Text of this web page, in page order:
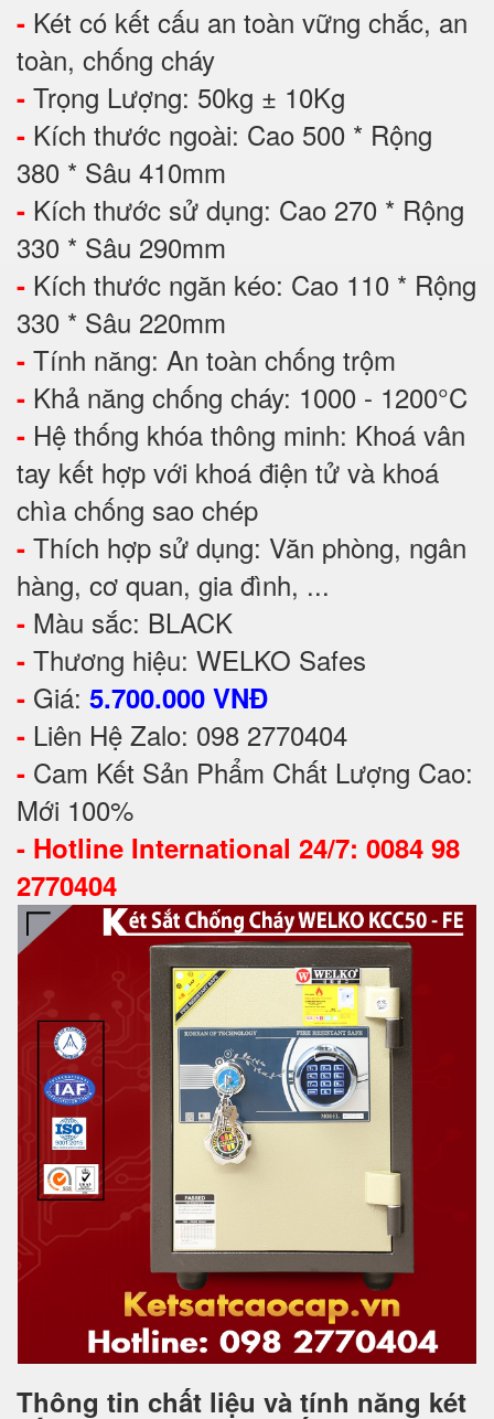
- Két có kết cấu an toàn vững chắc, an
toàn, chống cháy
- Trọng Lượng: 50kg ± 10Kg
- Kích thước ngoài: Cao 500 * Rộng
380 * Sâu 410mm
- Kích thước sử dụng: Cao 270 * Rộng
330 * Sâu 290mm
- Kích thước ngăn kéo: Cao 110 * Rộng
330 * Sâu 220mm
- Tính năng: An toàn chống trộm
- Khả năng chống cháy: 1000 - 1200°C
- Hệ thống khóa thông minh: Khoá vân
tay kết hợp với khoá điện tử và khoá
chìa chống sao chép
- Thích hợp sử dụng: Văn phòng, ngân
hàng, cơ quan, gia đình, ...
- Màu sắc: BLACK
- Thương hiệu: WELKO Safes
- Giá: 5.700.000 VNĐ
- Liên Hệ Zalo: 098 2770404
- Cam Kết Sản Phẩm Chất Lượng Cao:
Mới 100%
- Hotline International 24/7: 0084 98
2770404
Thông tin chất liệu và tính năng két